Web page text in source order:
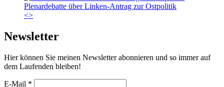
Plenardebatte über Linken-Antrag zur Ostpolitik
<>
Newsletter
Hier können Sie meinen Newsletter abonnieren und so immer auf
dem Laufenden bleiben!
E-Mail *